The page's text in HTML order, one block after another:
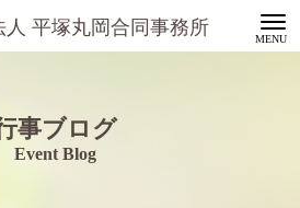
人 平塚丸岡合同事務所
事ブログ
Event Blog